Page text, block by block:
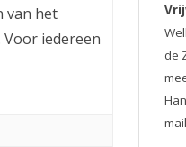
van het
iedereen
de